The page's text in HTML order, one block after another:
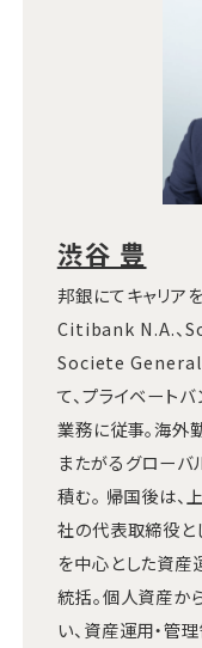
渋谷 豊
邦銀にてキャリア
Citibank N.A.、
Societe
て、プライベート
業務に従事。海外
またがるグロー
積む。 帰国後は
社の代表取締役と
を中心とした資産
統括。個人資産か
い、資産運用・管